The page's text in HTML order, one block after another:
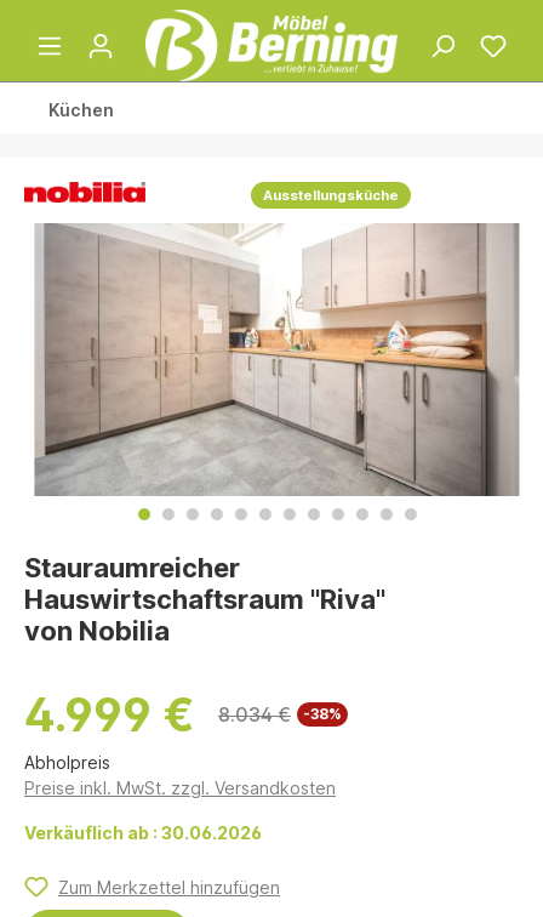
Küchen
Ausstellungsküche
Stauraumreicher
Hauswirtschaftsraum "Riva"
von Nobilia
4.999 € 8.034 € -38%
Abholpreis
Preise inkl. MwSt. zzgl. Versandkosten
Verkäuflich ab : 30.06.2026
Zum Merkzettel hinzufügen